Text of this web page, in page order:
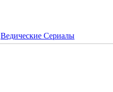
Ведические Сериалы